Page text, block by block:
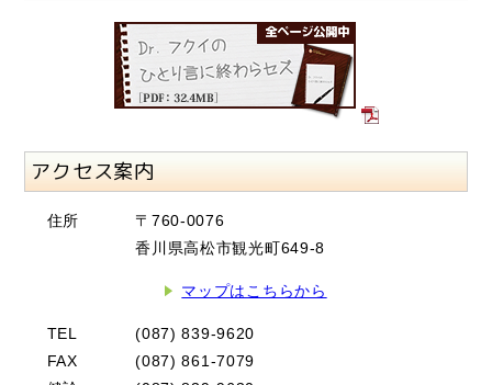
アクセス案内
住所
〒760-0076
香川県高松市観光町649-8
マップはこちらから
TEL
(087) 839-9620
FAX
(087) 861-7079